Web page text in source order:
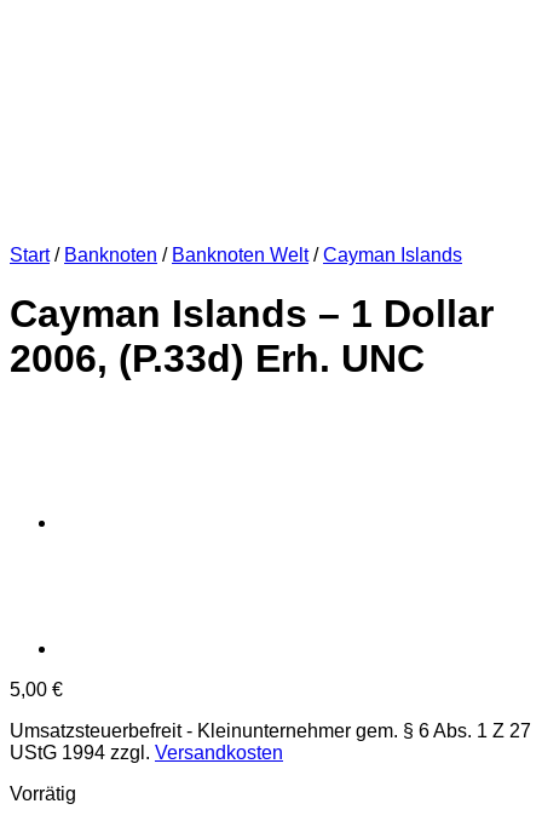
Start / Banknoten / Banknoten Welt / Cayman Islands
Cayman Islands – 1 Dollar
2006, (P.33d) Erh. UNC
5,00 €
Umsatzsteuerbefreit - Kleinunternehmer gem. § 6 Abs. 1 Z 27
UStG 1994 zzgl. Versandkosten
Vorrätig